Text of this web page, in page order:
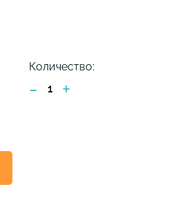
Количество:
- +